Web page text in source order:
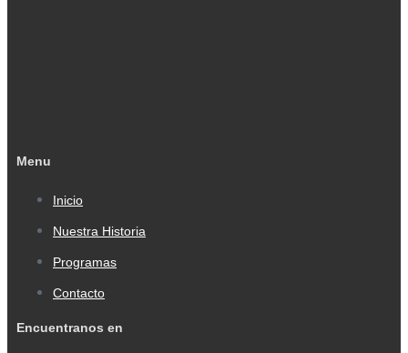
Menu
Inicio
Nuestra Historia
Programas
Contacto
Encuentranos en